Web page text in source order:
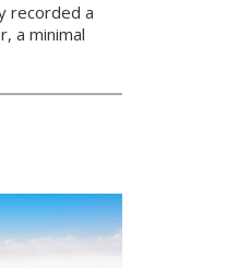
recorded a
a minimal